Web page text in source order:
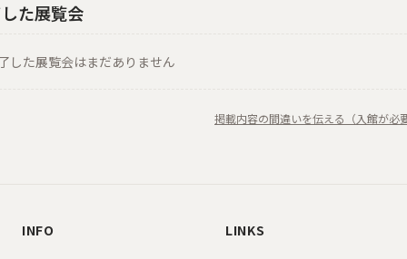
た展覧会
した展覧会はまだありません
掲載内容の間違いを伝える（入館が必
INFO LINKS